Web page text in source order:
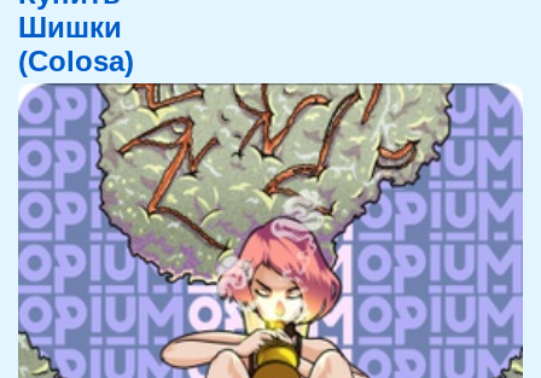
Шишки
(Colosa)